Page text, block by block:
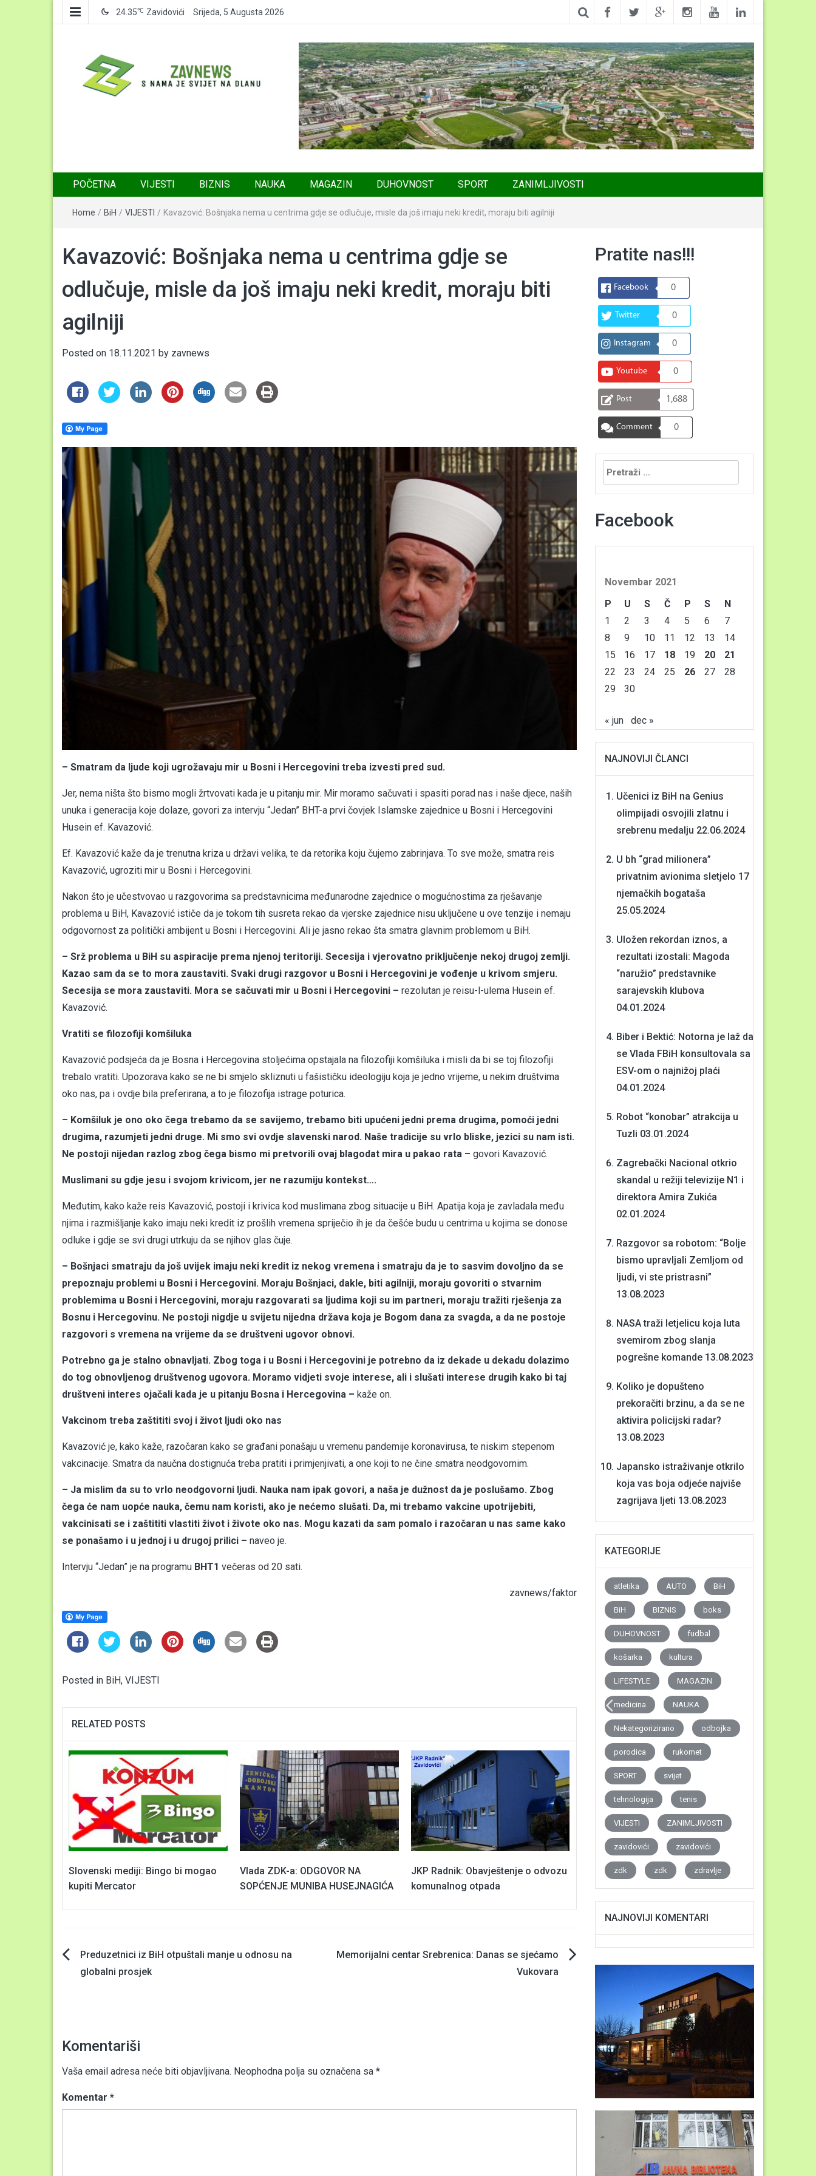
24.35℃ Zavidovići Srijeda, 5 Augusta 2026
POČETNA VIJESTI BIZNIS NAUKA MAGAZIN DUHOVNOST SPORT ZANIMLJIVOSTI
Home / BiH / VIJESTI / Kavazović: Bošnjaka nema u centrima gdje se odlučuje, misle da još imaju neki kredit, moraju biti agilniji
Kavazović: Bošnjaka nema u centrima gdje se
odlučuje, misle da još imaju neki kredit, moraju biti
agilniji
Posted on 18.11.2021 by zavnews
– Smatram da ljude koji ugrožavaju mir u Bosni i Hercegovini treba izvesti pred sud.
Jer, nema ništa što bismo mogli žrtvovati kada je u pitanju mir. Mir moramo sačuvati i spasiti porad nas i naše djece, naših
unuka i generacija koje dolaze, govori za intervju “Jedan” BHT-a prvi čovjek Islamske zajednice u Bosni i Hercegovini
Husein ef. Kavazović.
Ef. Kavazović kaže da je trenutna kriza u državi velika, te da retorika koju čujemo zabrinjava. To sve može, smatra reis
Kavazović, ugroziti mir u Bosni i Hercegovini.
Nakon što je učestvovao u razgovorima sa predstavnicima međunarodne zajednice o mogućnostima za rješavanje
problema u BiH, Kavazović ističe da je tokom tih susreta rekao da vjerske zajednice nisu uključene u ove tenzije i nemaju
odgovornost za politički ambijent u Bosni i Hercegovini. Ali je jasno rekao šta smatra glavnim problemom u BiH.
– Srž problema u BiH su aspiracije prema njenoj teritoriji. Secesija i vjerovatno priključenje nekoj drugoj zemlji.
Kazao sam da se to mora zaustaviti. Svaki drugi razgovor u Bosni i Hercegovini je vođenje u krivom smjeru.
Secesija se mora zaustaviti. Mora se sačuvati mir u Bosni i Hercegovini – rezolutan je reisu-l-ulema Husein ef.
Kavazović.
Vratiti se filozofiji komšiluka
Kavazović podsjeća da je Bosna i Hercegovina stoljećima opstajala na filozofiji komšiluka i misli da bi se toj filozofiji
trebalo vratiti. Upozorava kako se ne bi smjelo skliznuti u fašističku ideologiju koja je jedno vrijeme, u nekim društvima
oko nas, pa i ovdje bila preferirana, a to je filozofija istrage poturica.
– Komšiluk je ono oko čega trebamo da se savijemo, trebamo biti upućeni jedni prema drugima, pomoći jedni
drugima, razumjeti jedni druge. Mi smo svi ovdje slavenski narod. Naše tradicije su vrlo bliske, jezici su nam isti.
Ne postoji nijedan razlog zbog čega bismo mi pretvorili ovaj blagodat mira u pakao rata – govori Kavazović.
Muslimani su gdje jesu i svojom krivicom, jer ne razumiju kontekst….
Međutim, kako kaže reis Kavazović, postoji i krivica kod muslimana zbog situacije u BiH. Apatija koja je zavladala među
njima i razmišljanje kako imaju neki kredit iz prošlih vremena spriječio ih je da češće budu u centrima u kojima se donose
odluke i gdje se svi drugi utrkuju da se njihov glas čuje.
– Bošnjaci smatraju da još uvijek imaju neki kredit iz nekog vremena i smatraju da je to sasvim dovoljno da se
prepoznaju problemi u Bosni i Hercegovini. Moraju Bošnjaci, dakle, biti agilniji, moraju govoriti o stvarnim
problemima u Bosni i Hercegovini, moraju razgovarati sa ljudima koji su im partneri, moraju tražiti rješenja za
Bosnu i Hercegovinu. Ne postoji nigdje u svijetu nijedna država koja je Bogom dana za svagda, a da ne postoje
razgovori s vremena na vrijeme da se društveni ugovor obnovi.
Potrebno ga je stalno obnavljati. Zbog toga i u Bosni i Hercegovini je potrebno da iz dekade u dekadu dolazimo
do tog obnovljenog društvenog ugovora. Moramo vidjeti svoje interese, ali i slušati interese drugih kako bi taj
društveni interes ojačali kada je u pitanju Bosna i Hercegovina – kaže on.
Vakcinom treba zaštititi svoj i život ljudi oko nas
Kavazović je, kako kaže, razočaran kako se građani ponašaju u vremenu pandemije koronavirusa, te niskim stepenom
vakcinacije. Smatra da naučna dostignuća treba pratiti i primjenjivati, a one koji to ne čine smatra neodgovornim.
– Ja mislim da su to vrlo neodgovorni ljudi. Nauka nam ipak govori, a naša je dužnost da je poslušamo. Zbog
čega će nam uopće nauka, čemu nam koristi, ako je nećemo slušati. Da, mi trebamo vakcine upotrijebiti,
vakcinisati se i zaštititi vlastiti život i živote oko nas. Mogu kazati da sam pomalo i razočaran u nas same kako
se ponašamo i u jednoj i u drugoj prilici – naveo je.
Intervju “Jedan” je na programu BHT1 večeras od 20 sati.
zavnews/faktor
Posted in BiH, VIJESTI
RELATED POSTS
Slovenski mediji: Bingo bi mogao
kupiti Mercator
Vlada ZDK-a: ODGOVOR NA
SOPĆENJE MUNIBA HUSEJNAGIĆA
JKP Radnik: Obavještenje o odvozu
komunalnog otpada
Navigacija
Preduzetnici iz BiH otpuštali manje u odnosu na
globalni prosjek
Memorijalni centar Srebrenica: Danas se sjećamo
Vukovara
Komentariši
Vaša email adresa neće biti objavljivana. Neophodna polja su označena sa *
Komentar *
Pratite nas!!!
Facebook 0
Twitter 0
Instagram 0
Youtube 0
Post 1,688
Comment 0
Pretraga:
Facebook
Novembar 2021
P
U S Č P S
N
1
2 3 4 5 6
7
8
9 10 11 12 13
14
15
16 17 18 19 20
21
22
23 24 25 26 27
28
29
30
« jun dec »
NAJNOVIJI ČLANCI
Učenici iz BiH na Genius
olimpijadi osvojili zlatnu i
srebrenu medalju 22.06.2024
U bh “grad milionera”
privatnim avionima sletjelo 17
njemačkih bogataša
25.05.2024
Uložen rekordan iznos, a
rezultati izostali: Magoda
“naružio” predstavnike
sarajevskih klubova
04.01.2024
Biber i Bektić: Notorna je laž da
se Vlada FBiH konsultovala sa
ESV-om o najnižoj plaći
04.01.2024
Robot “konobar” atrakcija u
Tuzli 03.01.2024
Zagrebački Nacional otkrio
skandal u režiji televizije N1 i
direktora Amira Zukića
02.01.2024
Razgovor sa robotom: “Bolje
bismo upravljali Zemljom od
ljudi, vi ste pristrasni”
13.08.2023
NASA traži letjelicu koja luta
svemirom zbog slanja
pogrešne komande 13.08.2023
Koliko je dopušteno
prekoračiti brzinu, a da se ne
aktivira policijski radar?
13.08.2023
Japansko istraživanje otkrilo
koja vas boja odjeće najviše
zagrijava ljeti 13.08.2023
KATEGORIJE
atletika AUTO BiH
BiH BIZNIS boks
DUHOVNOST fudbal
košarka kultura
LIFESTYLE MAGAZIN
medicina NAUKA
Nekategorizirano odbojka
porodica rukomet
SPORT svijet
tehnologija tenis
VIJESTI ZANIMLJIVOSTI
zavidovići zavidovići
zdk zdk zdravlje
NAJNOVIJI KOMENTARI